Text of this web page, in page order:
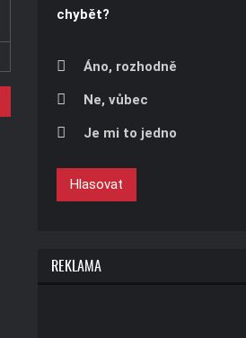
chybět?
Áno, rozhodně
Ne, vůbec
Je mi to jedno
Hlasovat
REKLAMA